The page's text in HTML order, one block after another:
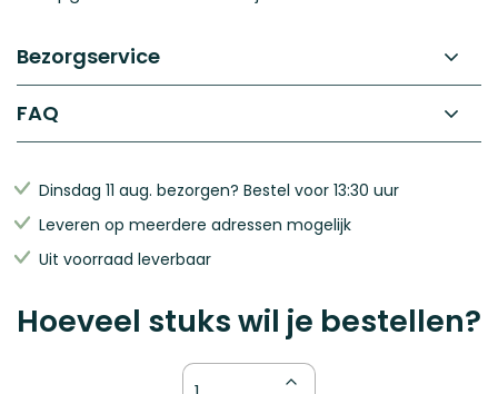
Bezorgservice
FAQ
Dinsdag 11 aug. bezorgen? Bestel voor 13:30 uur
Leveren op meerdere adressen mogelijk
Uit voorraad leverbaar
Hoeveel stuks wil je bestellen?